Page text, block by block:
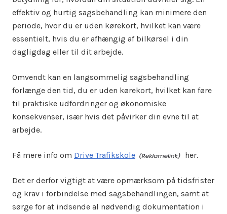
effektiv og hurtig sagsbehandling kan minimere den
periode, hvor du er uden kørekort, hvilket kan være
essentielt, hvis du er afhængig af bilkørsel i din
dagligdag eller til dit arbejde.
Omvendt kan en langsommelig sagsbehandling
forlænge den tid, du er uden kørekort, hvilket kan føre
til praktiske udfordringer og økonomiske
konsekvenser, især hvis det påvirker din evne til at
arbejde.
Få mere info om Drive Trafikskole her.
Det er derfor vigtigt at være opmærksom på tidsfrister
og krav i forbindelse med sagsbehandlingen, samt at
sørge for at indsende al nødvendig dokumentation i